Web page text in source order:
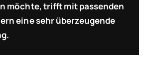
möchte, trifft mit passenden
eine sehr überzeugende